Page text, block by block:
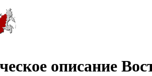
описание